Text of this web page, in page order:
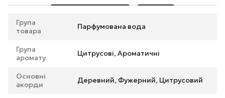
Група
товара
Парфумована вода
Група
аромату
Цитрусові, Ароматичні
Основні
акорди
Деревний, Фужерний, Цитрусовий